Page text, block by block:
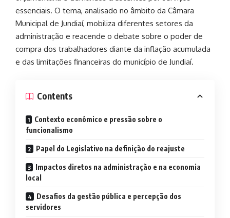
essenciais. O tema, analisado no âmbito da Câmara
Municipal de Jundiaí, mobiliza diferentes setores da
administração e reacende o debate sobre o poder de
compra dos trabalhadores diante da inflação acumulada
e das limitações financeiras do município de Jundiaí.
Contents
Contexto econômico e pressão sobre o
funcionalismo
Papel do Legislativo na definição do reajuste
Impactos diretos na administração e na economia
local
Desafios da gestão pública e percepção dos
servidores